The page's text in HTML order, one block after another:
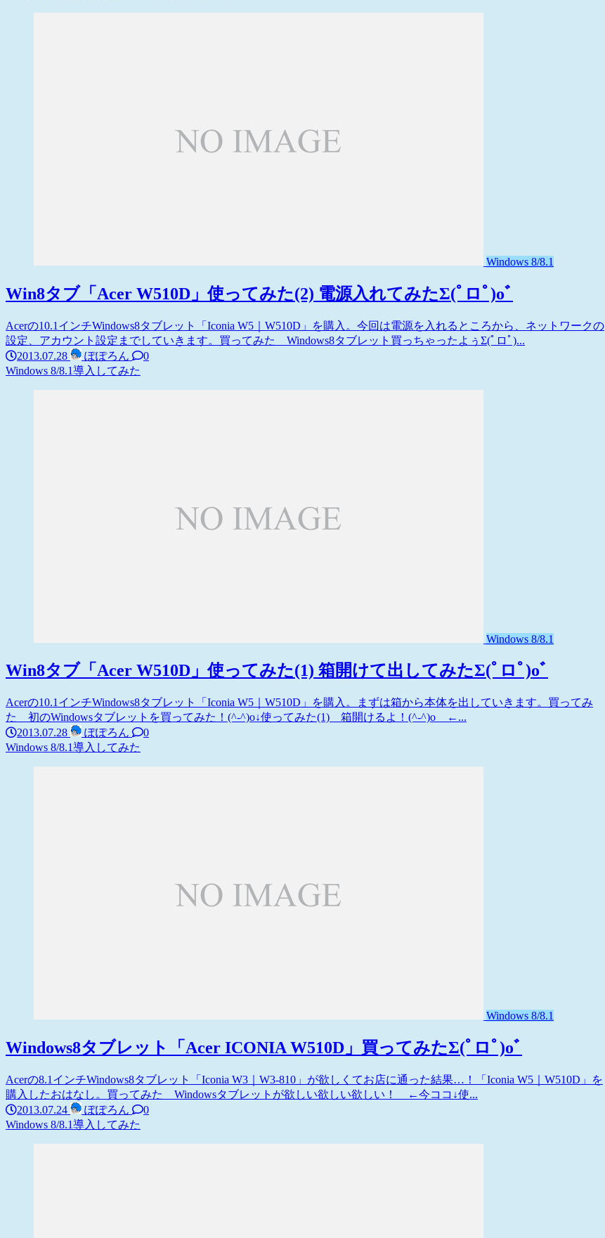
Windows 8/8.1
Win8タブ「Acer W510D」使ってみた(2) 電源入れてみたΣ(ﾟロﾟ)oﾞ
Acerの10.1インチWindows8タブレット「Iconia W5｜W510D」を購入。今回は電源を入れるところから、ネットワークの
設定、アカウント設定までしていきます。買ってみた Windows8タブレット買っちゃったよぅΣ(ﾟロﾟ)...
2013.07.28
ぽぽろん
0
Windows 8/8.1導入してみた
Windows 8/8.1
Win8タブ「Acer W510D」使ってみた(1) 箱開けて出してみたΣ(ﾟロﾟ)oﾞ
Acerの10.1インチWindows8タブレット「Iconia W5｜W510D」を購入。まずは箱から本体を出していきます。買ってみ
た 初のWindowsタブレットを買ってみた！(^-^)o↓使ってみた(1) 箱開けるよ！(^-^)o ←...
2013.07.28
ぽぽろん
0
Windows 8/8.1導入してみた
Windows 8/8.1
Windows8タブレット「Acer ICONIA W510D」買ってみたΣ(ﾟロﾟ)oﾞ
Acerの8.1インチWindows8タブレット「Iconia W3｜W3-810」が欲しくてお店に通った結果…！「Iconia W5｜W510D」を
購入したおはなし。買ってみた Windowsタブレットが欲しい欲しい欲しい！ ←今ココ↓使...
2013.07.24
ぽぽろん
0
Windows 8/8.1導入してみた